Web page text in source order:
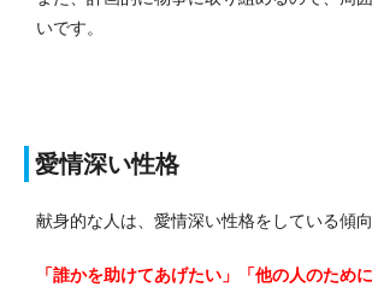
いです。
愛情深い性格
献身的な人は、愛情深い性格をしている傾向
「誰かを助けてあげたい」「他の人のため